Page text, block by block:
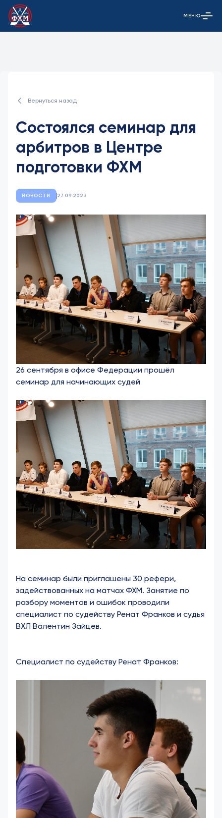
Открыть
МЕНЮ
Вернуться назад
Состоялся семинар для
арбитров в Центре
подготовки ФХМ
НОВОСТИ 27.09.2023
26 сентября в офисе Федерации прошёл
семинар для начинающих судей
На семинар были приглашены 30 рефери,
задействованных на матчах ФХМ. Занятие по
разбору моментов и ошибок проводили
специалист по судейству Ренат Франков и судья
ВХЛ Валентин Зайцев.
Специалист по судейству Ренат Франков: